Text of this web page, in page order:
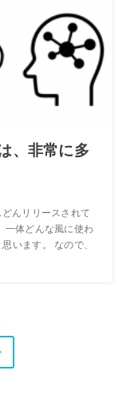
、非常に多
んリリースされて
一体どんな風に使わ
います。 なので、